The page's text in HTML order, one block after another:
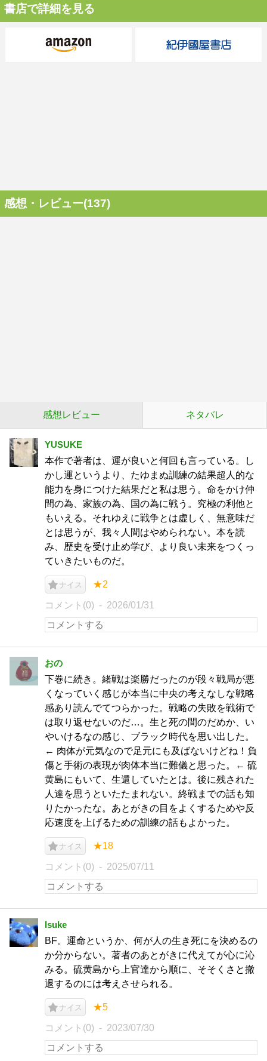
書店で詳細を見る
感想・レビュー(137)
感想レビュー ネタバレ
YUSUKE
本作で著者は、運が良いと何回も言っている。し
かし運というより、たゆまぬ訓練の結果超人的な
能力を身につけた結果だと私は思う。命をかけ仲
間の為、家族の為、国の為に戦う。究極の利他と
もいえる。それゆえに戦争とは虚しく、無意味だ
とは思うが、我々人間はやめられない。本を読
み、歴史を受け止め学び、より良い未来をつくっ
ていきたいものだ。
ナイス ★2
コメント(0) 2026/01/31
おの
下巻に続き。緒戦は楽勝だったのが段々戦局が悪
くなっていく感じが本当に中央の考えなしな戦略
感あり読んでてつらかった。戦略の失敗を戦術で
は取り返せないのだ…。生と死の間のだめか、い
やいけるなの感じ、ブラック時代を思い出した。
← 肉体が元気なので足元にも及ばないけどね！負
傷と手術の表現が肉体本当に難儀と思った。← 硫
黄島にもいて、生還していたとは。後に残された
人達を思うといたたまれない。終戦までの話も知
りたかったな。あとがきの目をよくするためや反
応速度を上げるための訓練の話もよかった。
ナイス ★18
コメント(0) 2025/07/11
Isuke
BF。運命というか、何が人の生き死にを決めるの
か分からない。著者のあとがきに代えてが心に沁
みる。硫黄島から上官達から順に、そそくさと撤
退するのには考えさせられる。
ナイス ★5
コメント(0) 2023/07/30